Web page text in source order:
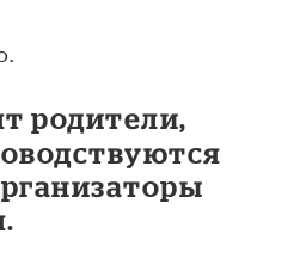
родители,